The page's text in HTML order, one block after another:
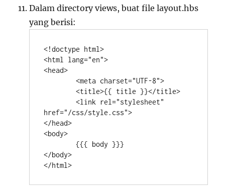
Dalam directory views, buat file layout.hbs
yang berisi:
<!doctype html>
<html lang="en">
<head>
	<meta charset="UTF-8">
	<title>{{ title }}</title>
	<link rel="stylesheet"
href="/css/style.css">
</head>
<body>
	{{{ body }}}
</body>
</html>